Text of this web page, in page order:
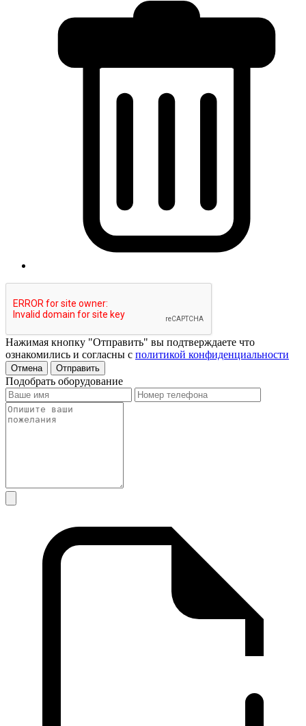
Нажимая кнопку "Отправить" вы подтверждаете что
ознакомились и согласны с политикой конфиденциальности
Отмена Отправить
Подобрать оборудование